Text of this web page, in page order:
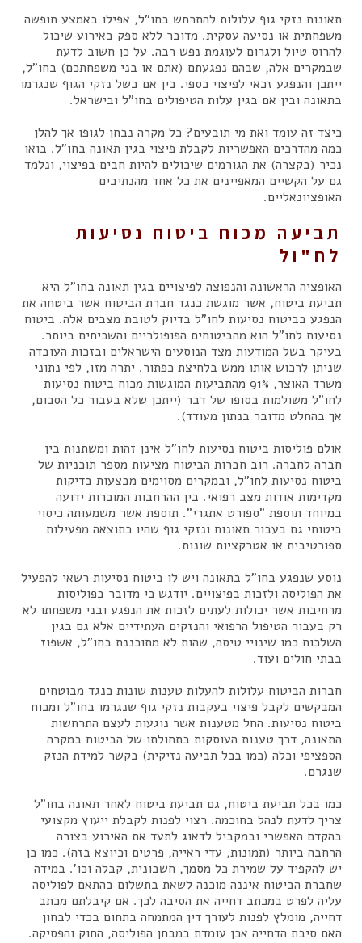
תאונות נזקי גוף עלולות להתרחש בחו"ל, אפילו באמצע חופשה
משפחתית או נסיעה עסקית. מדובר ללא ספק באירוע שיכול
להרוס טיול ולגרום לעוגמת נפש רבה. על כן חשוב לדעת
שבמקרים אלה, שבהם נפגעתם (אתם או בני משפחתכם) בחו"ל,
ייתכן והנפגע זכאי לפיצוי כספי. בין אם בשל נזקי הגוף שנגרמו
בתאונה ובין אם בגין עלות הטיפולים בחו"ל ובישראל.
כיצד זה עומד ואת מי תובעים? כל מקרה נבחן לגופו אך להלן
כמה מהדרכים האפשריות לקבלת פיצוי בגין תאונה בחו"ל. בואו
נכיר (בקצרה) את הגורמים שיכולים להיות חבים בפיצוי, ונלמד
גם על הקשיים המאפיינים את כל אחד מהנתיבים
האופציונאליים.
תביעה מכוח ביטוח נסיעות
לח"ול
האופציה הראשונה והנפוצה לפיצויים בגין תאונה בחו"ל היא
תביעת ביטוח, אשר מוגשת כנגד חברת הביטוח אשר ביטחה את
הנפגע בביטוח נסיעות לחו"ל בדיוק לטובת מצבים אלה. ביטוח
נסיעות לחו"ל הוא מהביטוחים הפופולריים והשכיחים ביותר.
בעיקר בשל המודעות מצד הנוסעים הישראלים ובזכות העובדה
שניתן לרכוש אותו ממש בלחיצת כפתור. יתרה מזו, לפי נתוני
משרד האוצר, 91% מהתביעות המוגשות מכוח ביטוח נסיעות
לחו"ל משולמות בסופו של דבר (ייתכן שלא בעבור כל הסכום,
אך בהחלט מדובר בנתון מעודד).
אולם פוליסות ביטוח נסיעות לחו"ל אינן זהות ומשתנות בין
חברה לחברה. רוב חברות הביטוח מציעות מספר תוכניות של
ביטוח נסיעות לחו"ל, ובמקרים מסוימים מבצעות בדיקות
מקדימות אודות מצב רפואי. בין ההרחבות המוכרות ידועה
במיוחד תוספת "ספורט אתגרי". תוספת אשר משמעותה כיסוי
ביטוחי גם בעבור תאונות ונזקי גוף שהיו כתוצאה מפעילות
ספורטיבית או אטרקציות שונות.
נוסע שנפגע בחו"ל בתאונה ויש לו ביטוח נסיעות רשאי להפעיל
את הפוליסה ולזכות בפיצויים. יודגש כי מדובר בפוליסות
מרחיבות אשר יכולות לעתים לזכות את הנפגע ובני משפחתו לא
רק בעבור הטיפול הרפואי והנזקים העתידיים אלא גם בגין
השלכות כמו שינויי טיסה, שהות לא מתוכננת בחו"ל, אשפוז
בבתי חולים ועוד.
חברות הביטוח עלולות להעלות טענות שונות כנגד מבוטחים
המבקשים לקבל פיצוי בעקבות נזקי גוף שנגרמו בחו"ל ומכוח
ביטוח נסיעות. החל מטענות אשר נוגעות לעצם התרחשות
התאונה, דרך טענות העוסקות בתחולתו של הביטוח במקרה
הספציפי וכלה (כמו בכל תביעה נזיקית) בקשר למידת הנזק
שנגרם.
כמו בכל תביעת ביטוח, גם תביעת ביטוח לאחר תאונה בחו"ל
צריך לדעת לנהל בחוכמה. רצוי לפנות לקבלת ייעוץ מקצועי
בהקדם האפשרי ובמקביל לדאוג לתעד את האירוע בצורה
הרחבה ביותר (תמונות, עדי ראייה, פרטים וכיוצא בזה). כמו כן
יש להקפיד על שמירת כל מסמך, חשבונית, קבלה וכו'. במידה
שחברת הביטוח איננה מוכנה לשאת בתשלום בהתאם לפוליסה
עליה לפרט במכתב דחייה את הסיבה לכך. אם קיבלתם מכתב
דחייה, מומלץ לפנות לעורך דין המתמחה בתחום בכדי לבחון
האם סיבת הדחייה אכן עומדת במבחן הפוליסה, החוק והפסיקה.